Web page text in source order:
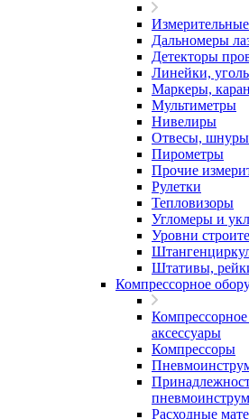
Дальномеры
Детекторы
Линейки,
Маркеры,
Мультиметры
Нивелиры
Отвесы, шнуры
Пирометры
Прочие
Рулетки
Тепловизоры
Угломеры и
Уровни
Штативы,
Компрессорное
аксессуары
Компрессоры
Расходные